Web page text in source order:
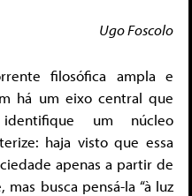
Ugo Foscolo
filosófica ampla e
há um eixo central que
um núcleo
haja visto que essa
apenas a partir de
busca pensá-la “à luz